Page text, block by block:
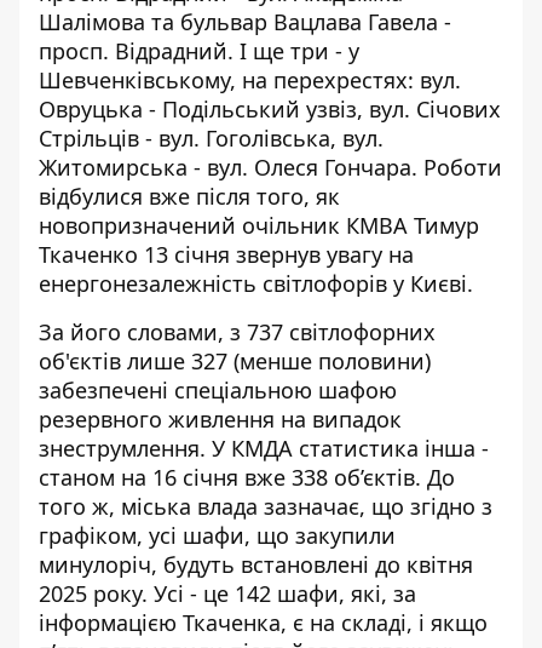
Шалімова та бульвар Вацлава Гавела -
просп. Відрадний. І ще три - у
Шевченківському, на перехрестях: вул.
Овруцька - Подільський узвіз, вул. Січових
Стрільців - вул. Гоголівська, вул.
Житомирська - вул. Олеся Гончара. Роботи
відбулися вже після того, як
новопризначений очільник КМВА Тимур
Ткаченко 13 січня звернув увагу на
енергонезалежність світлофорів у Києві.
За його словами, з 737 світлофорних
об'єктів лише 327 (менше половини)
забезпечені спеціальною шафою
резервного живлення на випадок
знеструмлення. У КМДА статистика інша -
станом на 16 січня вже 338 об’єктів. До
того ж, міська влада зазначає, що згідно з
графіком, усі шафи, що закупили
минулоріч, будуть встановлені до квітня
2025 року. Усі - це 142 шафи, які, за
інформацією Ткаченка, є на складі, і якщо